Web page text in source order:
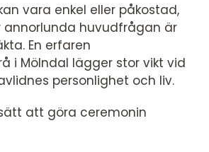
vara enkel eller påkostad,
annorlunda huvudfrågan är
En erfaren
i Mölndal lägger stor vikt vid
personlighet och liv.
att göra ceremonin